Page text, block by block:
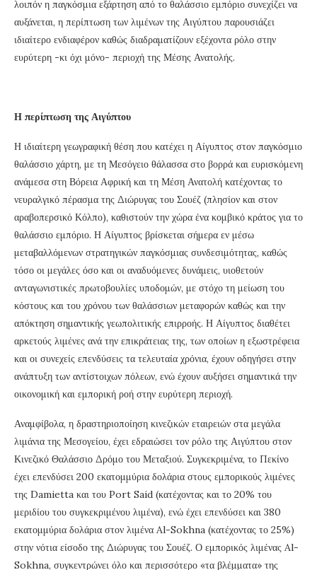
λοιπόν η παγκόσμια εξάρτηση από το θαλάσσιο εμπόριο συνεχίζει να
αυξάνεται, η περίπτωση των λιμένων της Αιγύπτου παρουσιάζει
ιδιαίτερο ενδιαφέρον καθώς διαδραματίζουν εξέχοντα ρόλο στην
ευρύτερη -κι όχι μόνο- περιοχή της Μέσης Ανατολής.
Η περίπτωση της Αιγύπτου
Η ιδιαίτερη γεωγραφική θέση που κατέχει η Αίγυπτος στον παγκόσμιο
θαλάσσιο χάρτη, με τη Μεσόγειο θάλασσα στο βορρά και ευρισκόμενη
ανάμεσα στη Βόρεια Αφρική και τη Μέση Ανατολή κατέχοντας το
νευραλγικό πέρασμα της Διώρυγας του Σουέζ (πλησίον και στον
αραβοπερσικό Κόλπο), καθιστούν την χώρα ένα κομβικό κράτος για το
θαλάσσιο εμπόριο. Η Αίγυπτος βρίσκεται σήμερα εν μέσω
μεταβαλλόμενων στρατηγικών παγκόσμιας συνδεσιμότητας, καθώς
τόσο οι μεγάλες όσο και οι αναδυόμενες δυνάμεις, υιοθετούν
ανταγωνιστικές πρωτοβουλίες υποδομών, με στόχο τη μείωση του
κόστους και του χρόνου των θαλάσσιων μεταφορών καθώς και την
απόκτηση σημαντικής γεωπολιτικής επιρροής. Η Αίγυπτος διαθέτει
αρκετούς λιμένες ανά την επικράτειας της, των οποίων η εξωστρέφεια
και οι συνεχείς επενδύσεις τα τελευταία χρόνια, έχουν οδηγήσει στην
ανάπτυξη των αντίστοιχων πόλεων, ενώ έχουν αυξήσει σημαντικά την
οικονομική και εμπορική ροή στην ευρύτερη περιοχή.
Αναμφίβολα, η δραστηριοποίηση κινεζικών εταιρειών στα μεγάλα
λιμάνια της Μεσογείου, έχει εδραιώσει τον ρόλο της Αιγύπτου στον
Κινεζικό Θαλάσσιο Δρόμο του Μεταξιού. Συγκεκριμένα, το Πεκίνο
έχει επενδύσει 200 εκατομμύρια δολάρια στους εμπορικούς λιμένες
της Damietta και του Port Said (κατέχοντας και το 20% του
μεριδίου του συγκεκριμένου λιμένα), ενώ έχει επενδύσει και 380
εκατομμύρια δολάρια στον λιμένα Al-Sokhna (κατέχοντας το 25%)
στην νότια είσοδο της Διώρυγας του Σουέζ. Ο εμπορικός λιμένας Al-
Sokhna, συγκεντρώνει όλο και περισσότερο «τα βλέμματα» της